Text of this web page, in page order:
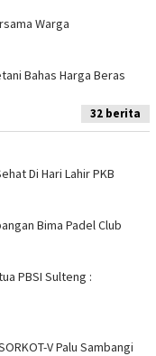
Warga
Bahas Harga Beras
32 berita
Di Hari Lahir PKB
Bima Padel Club
PBSI Sulteng :
V Palu Sambangi